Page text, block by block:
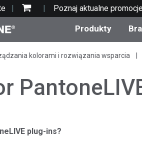
Poznaj aktualne
Produkty
Kategorie
Farby i powłoki
Serwis i utrzymanie
Szkolenie
kolorami i rozwiązania wsparcia
plug-ins?